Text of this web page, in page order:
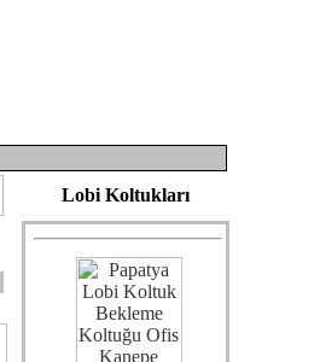
Lobi Koltukları
Nova Ahşap
Kanepe